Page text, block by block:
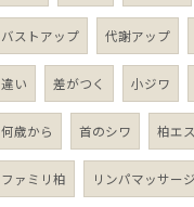
バストアップ 代謝アップ
違い 差がつく 小ジワ
何歳から 首のシワ 柏エ
ファミリ柏 リンパマッサージ